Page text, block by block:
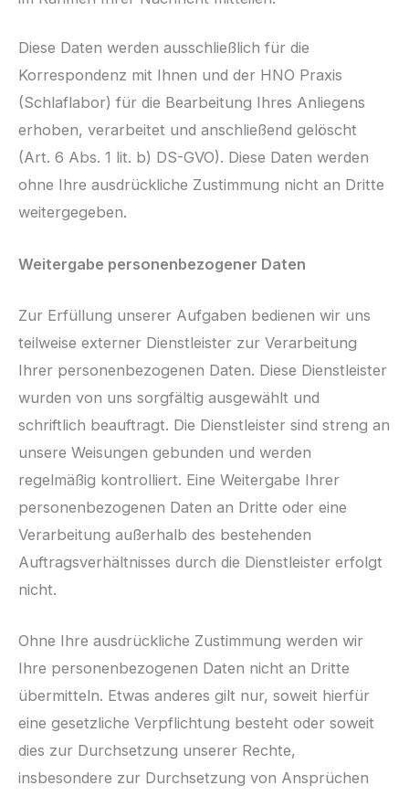
Diese Daten werden ausschließlich für die
Korrespondenz mit Ihnen und der HNO Praxis
(Schlaflabor) für die Bearbeitung Ihres Anliegens
erhoben, verarbeitet und anschließend gelöscht
(Art. 6 Abs. 1 lit. b) DS-GVO). Diese Daten werden
ohne Ihre ausdrückliche Zustimmung nicht an Dritte
weitergegeben.
Weitergabe personenbezogener Daten
Zur Erfüllung unserer Aufgaben bedienen wir uns
teilweise externer Dienstleister zur Verarbeitung
Ihrer personenbezogenen Daten. Diese Dienstleister
wurden von uns sorgfältig ausgewählt und
schriftlich beauftragt. Die Dienstleister sind streng an
unsere Weisungen gebunden und werden
regelmäßig kontrolliert. Eine Weitergabe Ihrer
personenbezogenen Daten an Dritte oder eine
Verarbeitung außerhalb des bestehenden
Auftragsverhältnisses durch die Dienstleister erfolgt
nicht.
Ohne Ihre ausdrückliche Zustimmung werden wir
Ihre personenbezogenen Daten nicht an Dritte
übermitteln. Etwas anderes gilt nur, soweit hierfür
eine gesetzliche Verpflichtung besteht oder soweit
dies zur Durchsetzung unserer Rechte,
insbesondere zur Durchsetzung von Ansprüchen